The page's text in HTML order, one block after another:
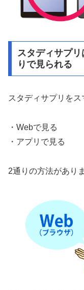
スタディサプ
りで見られる
スタディサプリをス
・Webで見る
・アプリで見る
2通りの方法があり